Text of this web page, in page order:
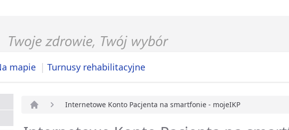
mapie | Turnusy rehabilitacyjne
Internetowe Konto Pacjenta na smartfonie - mojeIKP